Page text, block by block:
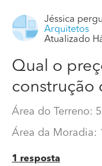
Jéssica
Arquitetos
Atualizado
Qual o
construção
Área do Terreno:
Área da Moradia:
1 resposta